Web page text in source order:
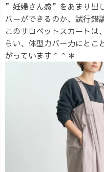
”妊婦さん感”をあまり出
バーができるのか、試行錯
このサロペットスカートは
らい、体型カバー力にとこ
がっています＾＾＊